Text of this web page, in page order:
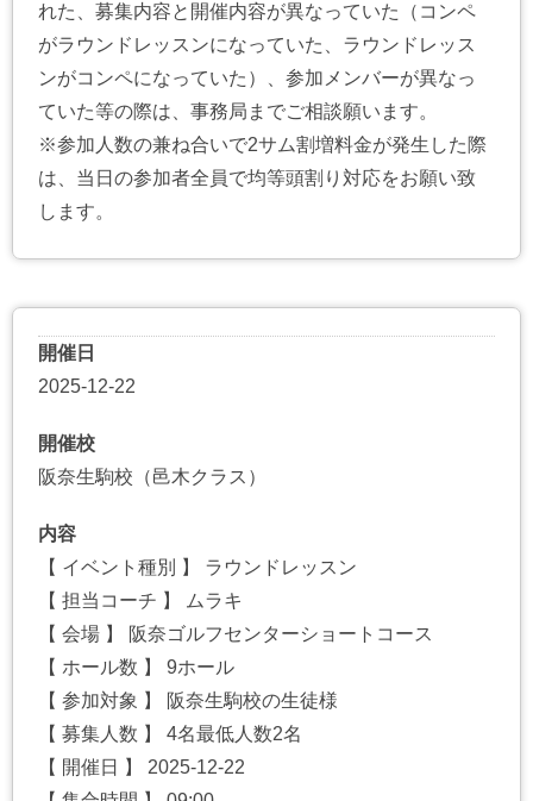
れた、募集内容と開催内容が異なっていた（コンペ
がラウンドレッスンになっていた、ラウンドレッス
ンがコンペになっていた）、参加メンバーが異なっ
ていた等の際は、事務局までご相談願います。
※参加人数の兼ね合いで2サム割増料金が発生した際
は、当日の参加者全員で均等頭割り対応をお願い致
します。
開催日
2025-12-22
開催校
阪奈生駒校（邑木クラス）
内容
【 イベント種別 】 ラウンドレッスン
【 担当コーチ 】 ムラキ
【 会場 】 阪奈ゴルフセンターショートコース
【 ホール数 】 9ホール
【 参加対象 】 阪奈生駒校の生徒様
【 募集人数 】 4名最低人数2名
【 開催日 】 2025-12-22